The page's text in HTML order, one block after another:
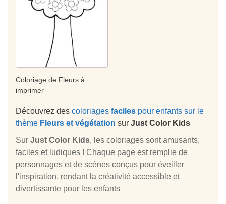
Coloriage de Fleurs à
imprimer
Découvrez des coloriages faciles pour enfants sur le
thème Fleurs et végétation sur Just Color Kids
Sur Just Color Kids, les coloriages sont amusants,
faciles et ludiques ! Chaque page est remplie de
personnages et de scènes conçus pour éveiller
l'inspiration, rendant la créativité accessible et
divertissante pour les enfants